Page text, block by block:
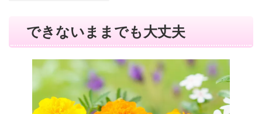
できないままでも大丈夫